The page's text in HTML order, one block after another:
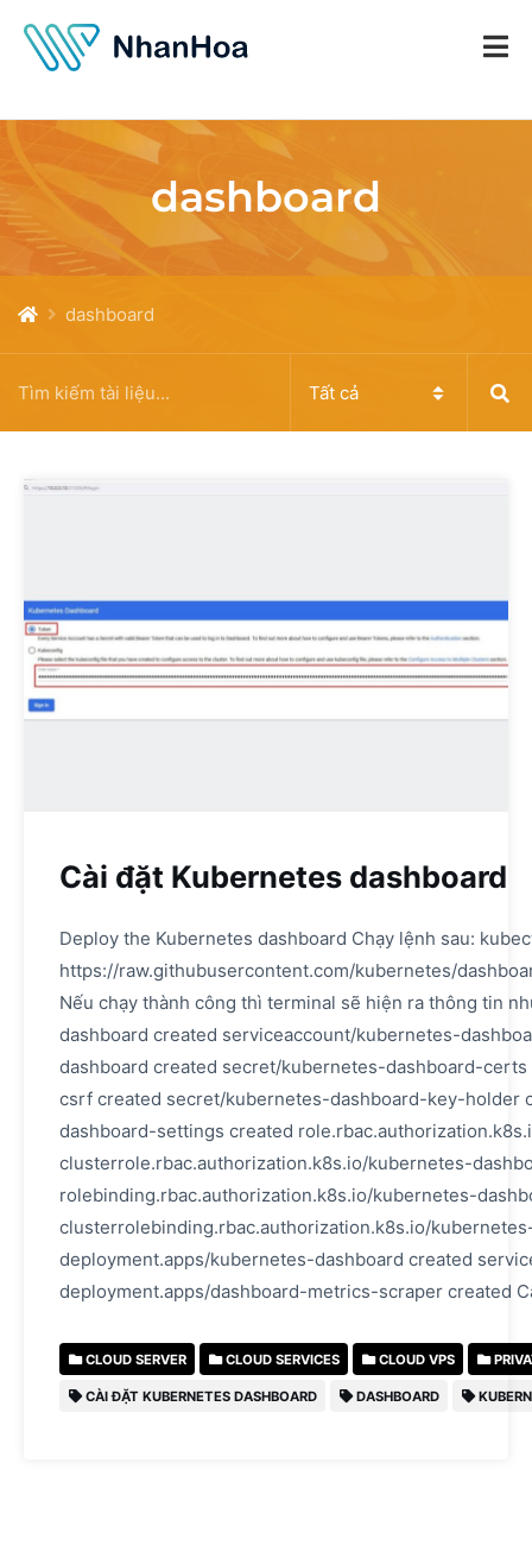
dashboard
dashboard
Cài đặt Kubernetes dashboard
Deploy the Kubernetes dashboard Chạy lệnh sau:
https://raw.githubusercontent.com/kubernetes/
Nếu chạy thành công thì terminal sẽ hiện ra thông tin
dashboard created serviceaccount/kubernetes-
dashboard created secret/kubernetes-dashboard-
csrf created secret/kubernetes-dashboard-key-holder
dashboard-settings created
clusterrole.rbac.authorization.k8s.io/kubernetes-
rolebinding.rbac.authorization.k8s.io/kubernetes-
clusterrolebinding.rbac.authorization.k8s.io/
deployment.apps/kubernetes-dashboard created
deployment.apps/dashboard-metrics-scraper created
CLOUD SERVER CLOUD SERVICES CLOUD VPS
CÀI ĐẶT KUBERNETES DASHBOARD DASHBOARD